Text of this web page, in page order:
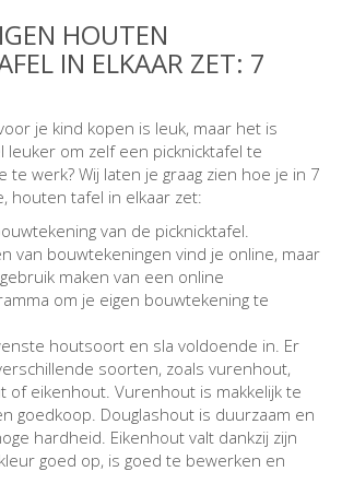
HOUTEN
IN ELKAAR ZET: 7
je kind kopen is leuk, maar het is
leuker om zelf een picknicktafel te
te werk? Wij laten je graag zien hoe je in 7
houten tafel in elkaar zet:
van de picknicktafel.
van bouwtekeningen vind je online, maar
maken van een online
om je eigen bouwtekening te
houtsoort en sla voldoende in. Er
soorten, zoals vurenhout,
of eikenhout. Vurenhout is makkelijk te
goedkoop. Douglashout is duurzaam en
hardheid. Eikenhout valt dankzij zijn
goed op, is goed te bewerken en